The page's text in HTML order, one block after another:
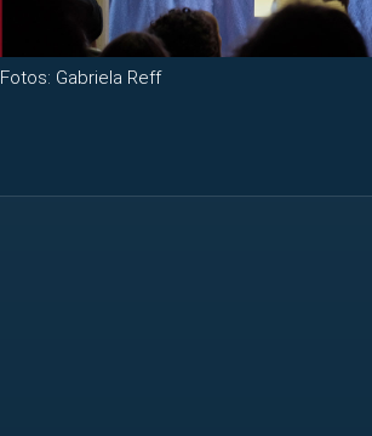
Fotos: Gabriela Reff